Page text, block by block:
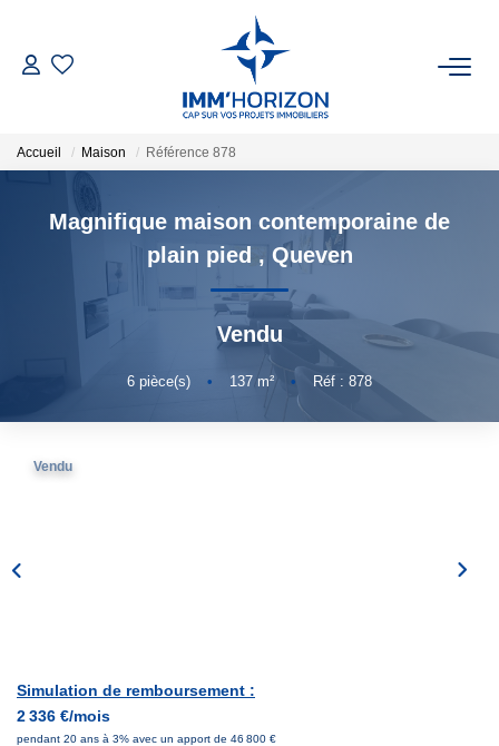
ACHETER
ESTIMER
FAIRE GÉRER
BIENS VENDUS
Accueil Maison Référence 878
Magnifique maison contemporaine de
plain pied , Queven
Vendu
6 pièce(s) • 137 m² • Réf : 878
Vendu
Simulation de remboursement :
2 336 €/mois
pendant 20 ans à 3% avec un apport de 46 800 €